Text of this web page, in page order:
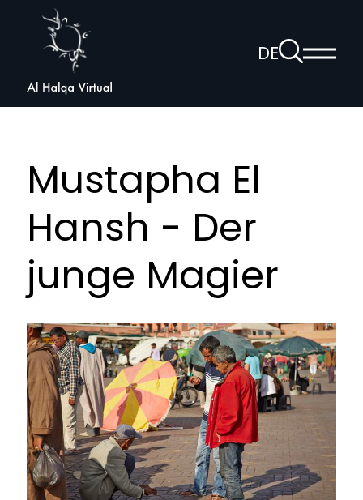
Halqa
DEZur
Suchseite
Mustapha El
Hansh - Der
junge Magier